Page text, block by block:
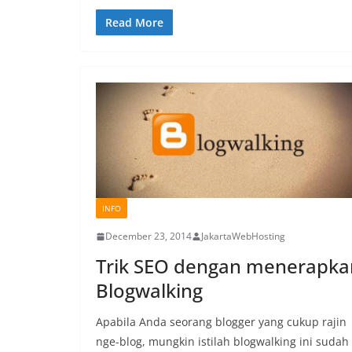
Read More
INFO
December 23, 2014 JakartaWebHosting
Trik SEO dengan
Blogwalking
Apabila Anda seorang blogger yang cukup rajin
nge-blog, mungkin istilah blogwalking ini sudah